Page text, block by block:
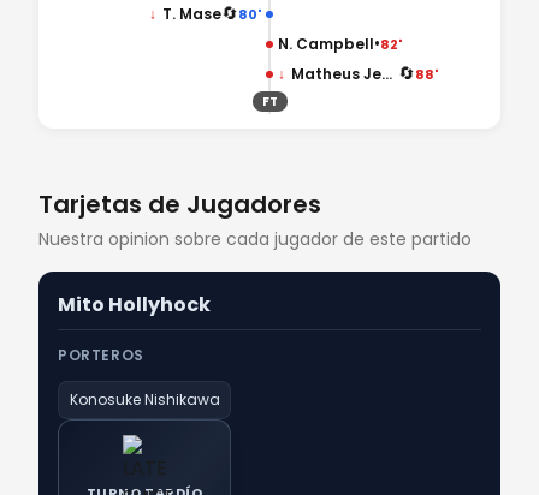
80'
🔄
↓ T. Mase
N. Campbell•82'
↓ Matheus Jesus 🔄88'
FT
Tarjetas de Jugadores
Nuestra opinion sobre cada jugador de este partido
Mito Hollyhock
PORTEROS
Konosuke Nishikawa